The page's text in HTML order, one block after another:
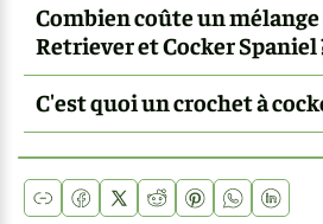
Combien coûte un mélange
Retriever et Cocker Spaniel
C'est quoi un crochet à